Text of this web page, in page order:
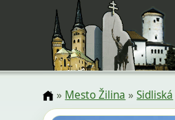
» Mesto Žilina »Sidliská